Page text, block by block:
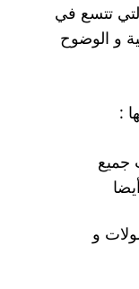
تتسع في
و الوضوح
:
جميع
و